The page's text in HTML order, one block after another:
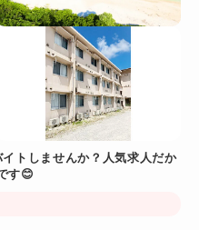
トしませんか？人気求人だか
す😊